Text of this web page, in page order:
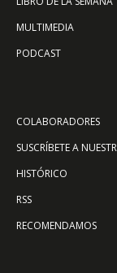
MULTIMEDIA
PODCAST
COLABORADORES
SUSCRÍBETE A
HISTÓRICO
RSS
RECOMENDAMOS